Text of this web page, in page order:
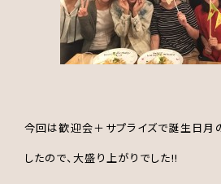
今回は歓迎会＋サプライズで誕生日月
したので、大盛り上がりでした!!